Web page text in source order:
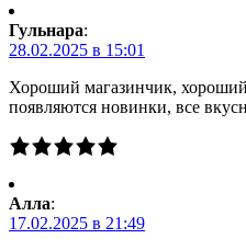
Гульнара:
28.02.2025 в 15:01
Хороший магазинчик,
появляются новинки, все
Алла:
17.02.2025 в 21:49